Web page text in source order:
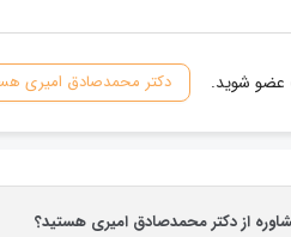
عضو شوید. دکتر محمدصادق امیری
از دکتر محمدصادق امیری هستید؟